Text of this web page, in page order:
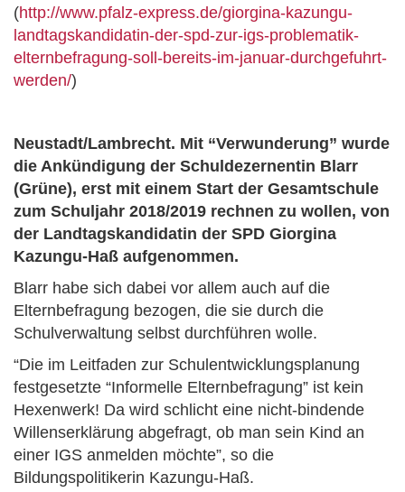
(http://www.pfalz-express.de/giorgina-kazungu-
landtagskandidatin-der-spd-zur-igs-problematik-
elternbefragung-soll-bereits-im-januar-durchgefuhrt-
werden/)
Neustadt/Lambrecht. Mit “Verwunderung” wurde
die Ankündigung der Schuldezernentin Blarr
(Grüne), erst mit einem Start der Gesamtschule
zum Schuljahr 2018/2019 rechnen zu wollen, von
der Landtagskandidatin der SPD Giorgina
Kazungu-Haß aufgenommen.
Blarr habe sich dabei vor allem auch auf die
Elternbefragung bezogen, die sie durch die
Schulverwaltung selbst durchführen wolle.
“Die im Leitfaden zur Schulentwicklungsplanung
festgesetzte “Informelle Elternbefragung” ist kein
Hexenwerk! Da wird schlicht eine nicht-bindende
Willenserklärung abgefragt, ob man sein Kind an
einer IGS anmelden möchte”, so die
Bildungspolitikerin Kazungu-Haß.